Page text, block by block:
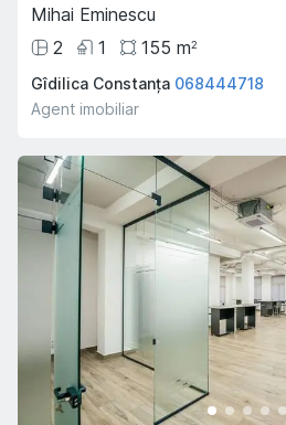
Mihai Eminescu
2
1 155 m2
Gîdilica Constanța 068444718
Agent imobiliar